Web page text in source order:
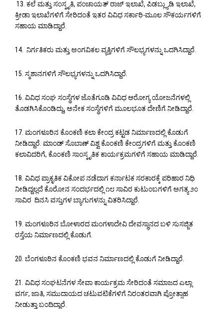
13. ಕಲೆ ಮತ್ತು ಸಂಸ್ಕೃತಿ, ಪಂಚಾಯತ್ ರಾಜ್ ಇಲಾಖೆ, ಪಿಡಬ್ಲ್ಯುಡಿ ಇಲಾಖೆ,
ಕ್ರೀಡಾ ಇಲಾಖೆಗಳಿಗೆ ಸೇರಿದಂತೆ ಇತರ ವಿವಿಧ ಸರ್ಕಾರಿ-ಮೂಲ ಸೌಕರ್ಯಗಳಿಗೆ
ಸಹಾಯ ಮಾಡಿದ್ದಾರೆ.
14. ನಿರ್ಗತಿಕರು ಮತ್ತು ಅಂಗವಿಕಲ ವ್ಯಕ್ತಿಗಳಿಗೆ ಸೌಲಭ್ಯಗಳನ್ನು ಒದಗಿಸಿದ್ದಾರೆ.
15. ಸ್ಮಶಾನಗಳಿಗೆ ಸೌಲಭ್ಯಗಳನ್ನು ಒದಗಿಸಿದ್ದಾರೆ.
16. ವಿವಿಧ ಸಂಘ ಸಂಸ್ಥೆಗಳ ಜೊತೆಗೂಡಿ ವಿವಿಧ ಆರೋಗ್ಯ ಯೋಜನೆಗಳಲ್ಲಿ
ತೊಡಗಿಸಿಕೊಂಡಿದ್ದು, ಅನೇಕ ಸಂಸ್ಥೆಗಳಿಗೆ ಮೂಲಭೂತ ದೇಣಿಗೆ ನೀಡಿದ್ದಾರೆ.
17. ಮಂಗಳೂರಿನ ಕೊಂಕಣಿ ಕಲಾ ಕೇಂದ್ರ ಕಟ್ಟಡ ನಿರ್ಮಾಣದಲ್ಲಿ ಕೊಡುಗೆ
ನೀಡಿದ್ದಾರೆ. ಮಾಂಡ್ ಸೊಬಾಣ್ ವಿಶ್ವ ಕೊಂಕಣಿ ಕೇಂದ್ರಗಳಿಗೆ ಮತ್ತು ಕೊಂಕಣಿ
ಕಲಾವಿದರಿಗೆ, ಕೊಂಕಣಿ ಸಾಂಸ್ಕೃತಿಕ ಕಾರ್ಯಕ್ರಮಗಳಿಗೆ ಸಹಾಯ ಮಾಡಿದ್ದಾರೆ.
18. ವಿವಿಧ ಪ್ರಾಕೃತಿಕ ವಿಕೋಪ ನಡೆದಾಗ ಕರ್ನಾಟಕ ಸರಕಾರಕ್ಕೆ ಪರಿಹಾರ ನಿಧಿ
ನೀಡಿದ್ದಲ್ಲದೆ ಕೊರೋನ ಸಂದರ್ಭದಲ್ಲಿ ೧೮ ಸಾವಿರ ಕುಟುಂಬಗಳಿಗೆ ಅಗತ್ಯ ೨೦
ಸಾವಿರ ದಿನಸಿ ವಸ್ತುಗಳ ಬ್ಯಾಗುಗಳನ್ನು ವಿತರಿಸಿದ್ದಾರೆ.
19. ಮಂಗಳೂರಿನ ಬೋಳಾರದ ಮಂಗಳಾದೇವಿ ದೇವಸ್ಥಾನದ ಬಳಿ ಸುಸಜ್ಜಿತ
ರಸ್ತೆಯ ನಿರ್ಮಾಣದಲ್ಲಿ ಕೊಡುಗೆ.
20. ಬೆಂಗಳೂರಿನ ಕೊಂಕಣಿ ಭವನ ನಿರ್ಮಾಣದಲ್ಲಿ ಕೊಡುಗೆ ನೀಡಿದ್ದಾರೆ.
21. ವಿವಿಧ ಸಂಘಟನೆಗಳ ಸೇವಾ ಕಾರ್ಯಕ್ರಮ ಸೇರಿದಂತೆ ಸಮಾಜದ ಎಲ್ಲಾ
ವರ್ಗ, ಜಾತಿ, ಸಮುದಾಯದ ಚಟುವಟಿಕೆಗಳಿಗೆ ನಿರಂತರವಾಗಿ ಪ್ರೋತ್ಸಾಹ
ನೀಡುತ್ತಾ ಬಂದಿದ್ದಾರೆ.